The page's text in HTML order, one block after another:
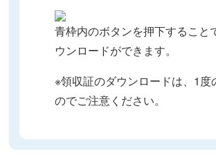
青枠内のボタンを押下すること
ウンロードができます。
※領収証のダウンロードは、1度
のでご注意ください。